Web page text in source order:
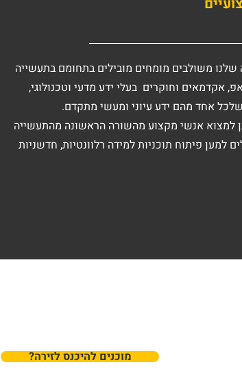
שלנו משולבים מומחים מובילים בתחומם בתעשייה
אקדמאים וחוקרים בעלי ידע מדעי וטכנולוגי,
שלכל אחד מהם ידע עיוני ומעשי מתקדם.
למצוא אנשי מקצוע מהשורה הראשונה מהתעשייה
למען פיתוח תוכניות למידה רלוונטיות, חדשניות
?מוכנים להיכנס לזירה